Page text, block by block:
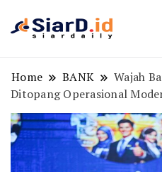
Home BANK
Wajah
Ditopang Operasional